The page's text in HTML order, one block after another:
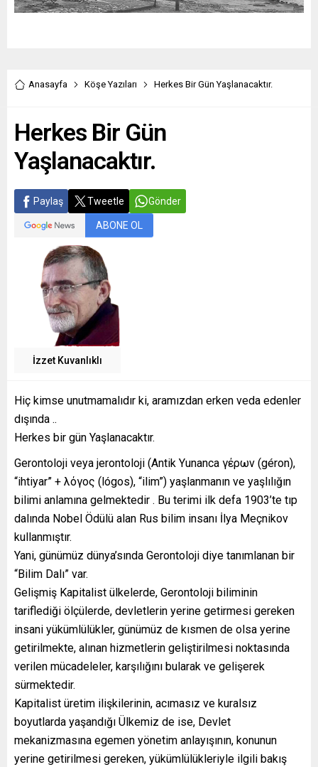
Anasayfa Köşe Yazıları Herkes Bir Gün Yaşlanacaktır.
Herkes Bir Gün
Yaşlanacaktır.
Paylaş Tweetle Gönder
ABONE OL
İzzet Kuvanlıklı
Hiç kimse unutmamalıdır ki, aramızdan erken veda edenler
dışında ..
Herkes bir gün Yaşlanacaktır.
Gerontoloji veya jerontoloji (Antik Yunanca γέρων (géron),
“ihtiyar” + λόγος (lógos), “ilim”) yaşlanmanın ve yaşlılığın
bilimi anlamına gelmektedir . Bu terimi ilk defa 1903’te tıp
dalında Nobel Ödülü alan Rus bilim insanı İlya Meçnikov
kullanmıştır.
Yani, günümüz dünya’sında Gerontoloji diye tanımlanan bir
“Bilim Dalı” var.
Gelişmiş Kapitalist ülkelerde, Gerontoloji biliminin
tariflediği ölçülerde, devletlerin yerine getirmesi gereken
insani yükümlülükler, günümüz de kısmen de olsa yerine
getirilmekte, alınan hizmetlerin geliştirilmesi noktasında
verilen mücadeleler, karşılığını bularak ve gelişerek
sürmektedir.
Kapitalist üretim ilişkilerinin, acımasız ve kuralsız
boyutlarda yaşandığı Ülkemiz de ise, Devlet
mekanizmasına egemen yönetim anlayışının, konunun
yerine getirilmesi gereken, yükümlülükleriyle ilgili bakış